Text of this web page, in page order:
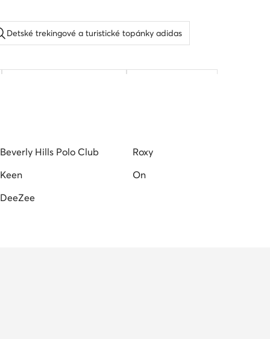
Detské trekingové a turistické topánky adidas
Beverly Hills Polo Club
Roxy
Keen
On
DeeZee